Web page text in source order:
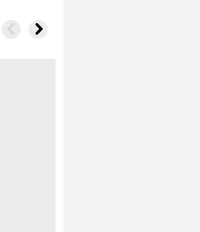
Photos